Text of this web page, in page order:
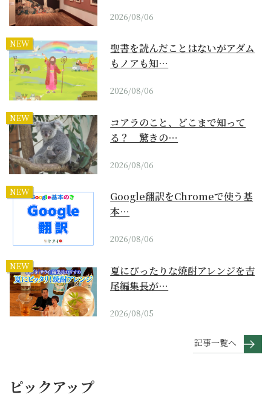
2026/08/06
NEW
聖書を読んだことはないがアダム
もノアも知…
2026/08/06
NEW
コアラのこと、どこまで知って
る？ 驚きの…
2026/08/06
NEW
Google翻訳をChromeで使う基
本…
2026/08/06
NEW
夏にぴったりな焼酎アレンジを吉
尾編集長が…
2026/08/05
記事一覧へ
ピックアップ